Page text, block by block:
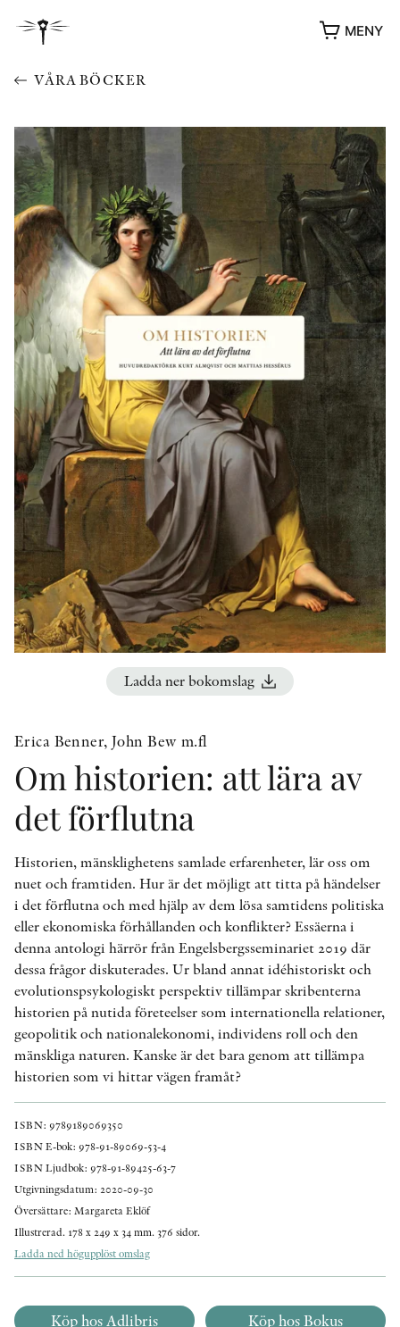
MENY
YUKIKO OCH PATRIK MÖTER
STOLPE STORIES
VIDEOGALLERI
UTMÄRKELSER
ÖVRIGA FORMAT
KONTAKT
PRESSKONTAKT
PEER REVIEW-PROCESSEN
VÅRA BÖCKER
Ladda ner bokomslag
Erica Benner, John Bew m.fl
Om historien: att lära av
det förflutna
Historien, mänsklighetens samlade erfarenheter, lär oss om
nuet och framtiden. Hur är det möjligt att titta på händelser
i det förflutna och med hjälp av dem lösa samtidens politiska
eller ekonomiska förhållanden och konflikter? Essäerna i
denna antologi härrör från Engelsbergsseminariet 2019 där
dessa frågor diskuterades. Ur bland annat idéhistoriskt och
evolutionspsykologiskt perspektiv tillämpar skribenterna
historien på nutida företeelser som internationella relationer,
geopolitik och nationalekonomi, individens roll och den
mänskliga naturen. Kanske är det bara genom att tillämpa
historien som vi hittar vägen framåt?
ISBN: 9789189069350
ISBN E-bok: 978-91-89069-53-4
ISBN Ljudbok: 978-91-89425-63-7
Utgivningsdatum: 2020-09-30
Översättare: Margareta Eklöf
Illustrerad. 178 x 249 x 34 mm. 376 sidor.
Ladda ned högupplöst omslag
Köp hos Adlibris Köp hos Bokus